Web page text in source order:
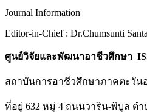
Journal Information
Editor-in-Chief : Dr.Chumsunti
ศูนย์วิจัยและพัฒนาอาชีวศึกษา
สถาบันการอาชีวศึกษาภาคตะวัน
ที่อยู่ 632 หมู่ 4 ถนนวาริน-พิบูล ต